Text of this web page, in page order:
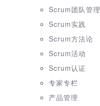
Scrum团队管理
Scrum实践
Scrum方法论
Scrum活动
Scrum认证
专家专栏
产品管理